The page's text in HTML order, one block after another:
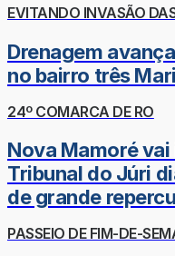
EVITANDO INVASÃO
Drenagem
no bairro três
24º COMARCA DE RO
Nova Mamoré vai
Tribunal do Júri
de grande
PASSEIO DE FIM-DE-